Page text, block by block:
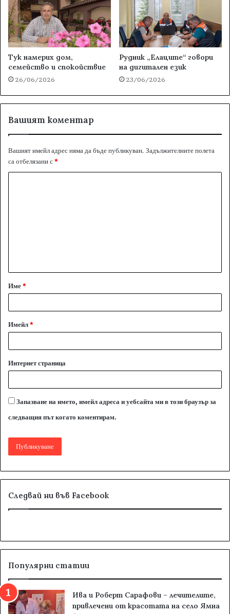
Тук намерих дом,
семейство и спокойствие
26/06/2026
Рудник „Елаците“ говори
на дигитален език
23/06/2026
Вашият коментар
Вашият имейл адрес няма да бъде публикуван. Задължителните полета
са отбелязани с*
а
р
Име*
Имейл*
Интернет страница
Запазване на името, имейл адреса и уебсайта ми в този браузър за
следващия път когато коментирам.
Следвай ни във Facebook
Популярни статии
Ива и Роберт Сарафови – лечителите,
привлечени от красотата на село Ямна